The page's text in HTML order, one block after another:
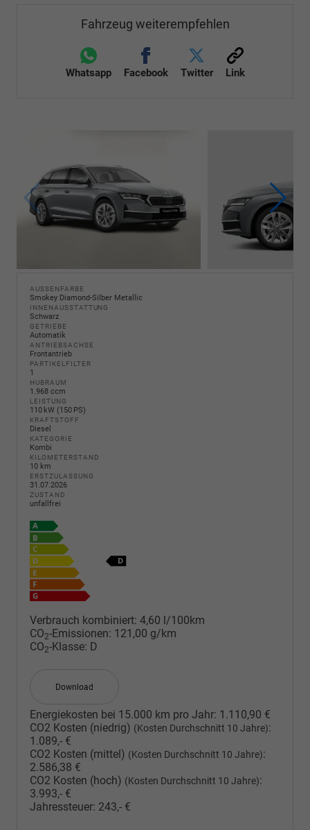
Fahrzeug weiterempfehlen
Whatsapp Facebook Twitter Link
AUSSENFARBE
Smokey Diamond-Silber Metallic
INNENAUSSTATTUNG
Schwarz
GETRIEBE
Automatik
ANTRIEBSACHSE
Frontantrieb
PARTIKELFILTER
1
HUBRAUM
1.968 ccm
LEISTUNG
110 kW (150 PS)
KRAFTSTOFF
Diesel
KATEGORIE
Kombi
KILOMETERSTAND
10 km
ERSTZULASSUNG
31.07.2026
ZUSTAND
unfallfrei
Verbrauch kombiniert: 4,60 l/100km
CO2-Emissionen: 121,00 g/km
CO2-Klasse: D
Download
Energiekosten bei 15.000 km pro Jahr: 1.110,90 €
CO2 Kosten (niedrig) (Kosten Durchschnitt 10 Jahre):
1.089,- €
CO2 Kosten (mittel) (Kosten Durchschnitt 10 Jahre):
2.586,38 €
CO2 Kosten (hoch) (Kosten Durchschnitt 10 Jahre):
3.993,- €
Jahressteuer: 243,- €